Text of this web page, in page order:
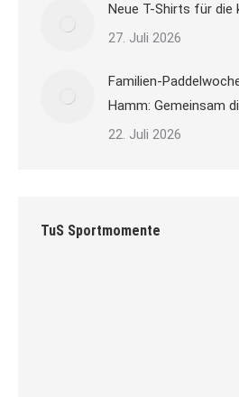
Neue T-Shirts für die
27. Juli 2026
Familien-
Hamm: Gemeinsam
22. Juli 2026
TuS Sportmomente